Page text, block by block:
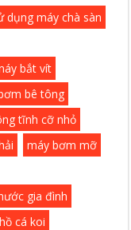
dụng máy chà sàn
bắt vít
bê tông
tĩnh cỡ nhỏ
máy bơm mỡ
gia đình
cá koi